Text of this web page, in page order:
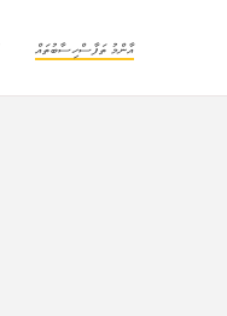
އާންމު ތަފާސްހިސާބުތައް